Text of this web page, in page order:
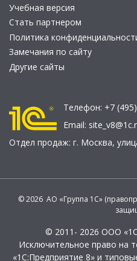
Учебная версия
Стать партнером
Политика
Замечания по сайту
Другие сайты
Телефон: +7
Email:
Отдел продаж: г. Москва,
© 2026 АО «Группа 1С»
© 2011- 2026 ООО
Исключительное право на
«1С:Предприятие 8» и